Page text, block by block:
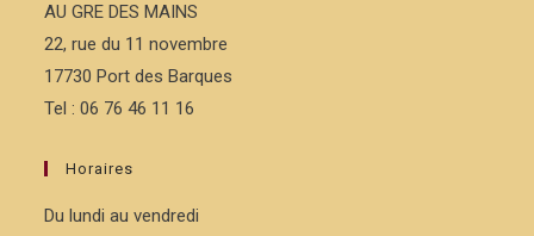
AU GRE DES MAINS
22, rue du 11 novembre
17730 Port des Barques
Tel : 06 76 46 11 16
Horaires
Du lundi au vendredi